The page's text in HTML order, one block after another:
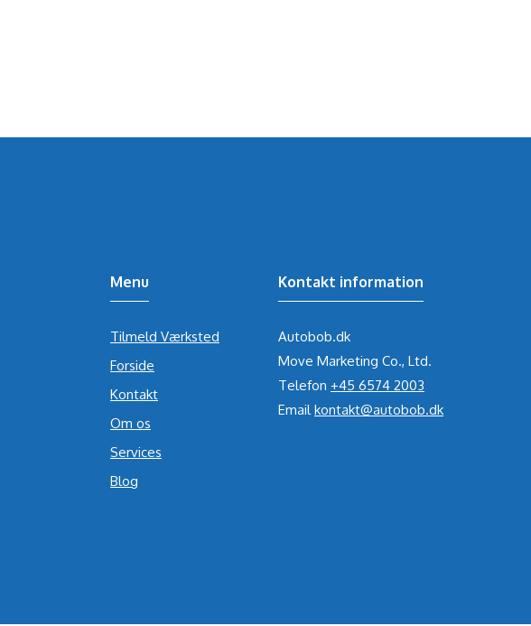
Menu
Tilmeld Værksted
Forside
Kontakt
Om os
Services
Blog
Kontakt information
Autobob.dk
Move Marketing Co., Ltd.
Telefon +45 6574 2003
Email kontakt@autobob.dk